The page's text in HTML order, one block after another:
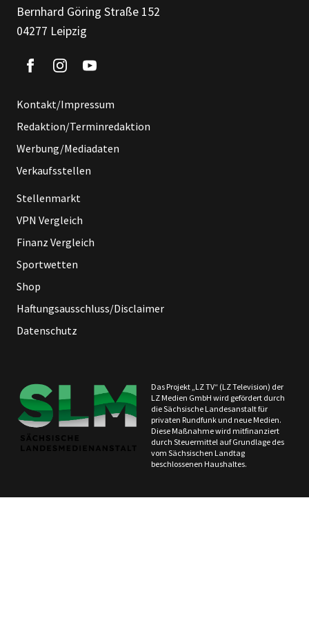
Bernhard Göring Straße 152
04277 Leipzig
Kontakt/Impressum
Redaktion/Terminredaktion
Werbung/Mediadaten
Verkaufsstellen
Stellenmarkt
VPN Vergleich
Finanz Vergleich
Sportwetten
Shop
Haftungsausschluss/Disclaimer
Datenschutz
Das Projekt „LZ TV“ (LZ Television) der
LZ Medien GmbH wird gefördert durch
die Sächsische Landesanstalt für
privaten Rundfunk und neue Medien.
Diese Maßnahme wird mitfinanziert
durch Steuermittel auf Grundlage des
vom Sächsischen Landtag
beschlossenen Haushaltes.